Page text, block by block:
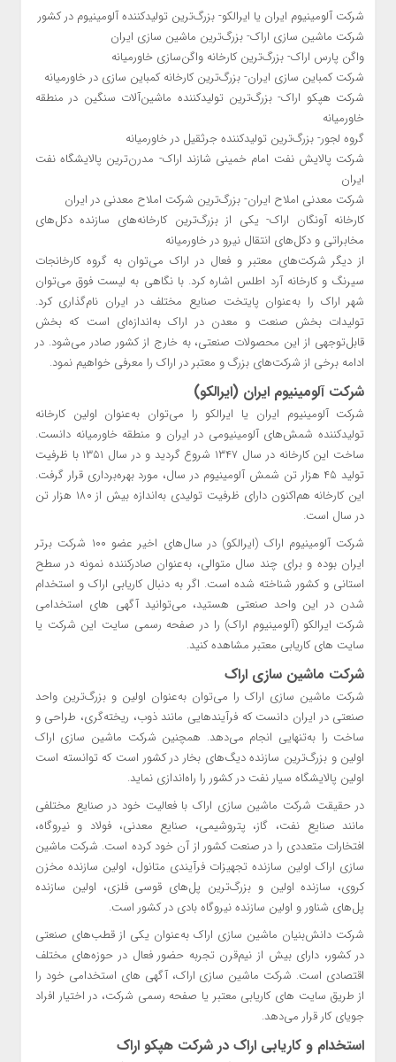
شرکت آلومینیوم ایران یا ایرالکو- بزرگ‌ترین تولیدکننده آلومینیوم در کشور
شرکت ماشین سازی اراک- بزرگ‌ترین ماشین سازی ایران
واگن پارس اراک- بزرگ‌ترین کارخانه واگن‌سازی خاورمیانه
شرکت کمباین سازی ایران- بزرگ‌ترین کارخانه کمباین سازی در خاورمیانه
شرکت هپکو اراک- بزرگ‌ترین تولیدکننده ماشین‌آلات سنگین در منطقه
خاورمیانه
گروه لجور- بزرگ‌ترین تولیدکننده جرثقیل در خاورمیانه
شرکت پالایش نفت امام خمینی شازند اراک- مدرن‌ترین پالایشگاه نفت
ایران
شرکت معدنی املاح ایران- بزرگ‌ترین شرکت املاح معدنی در ایران
کارخانه آونگان اراک- یکی از بزرگ‌ترین کارخانه‌های سازنده دکل‌های
مخابراتی و دکل‌های انتقال نیرو در خاورمیانه
از دیگر شرکت‌های معتبر و فعال در اراک می‌توان به گروه کارخانجات
سیرنگ و کارخانه آرد اطلس اشاره کرد. با نگاهی به لیست فوق می‌توان
شهر اراک را به‌عنوان پایتخت صنایع مختلف در ایران نام‌گذاری کرد.
تولیدات بخش صنعت و معدن در اراک به‌اندازه‌ای است که بخش
قابل‌توجهی از این محصولات صنعتی، به خارج از کشور صادر می‌شود. در
ادامه برخی از شرکت‌های بزرگ و معتبر در اراک را معرفی خواهیم نمود.
شرکت آلومینیوم ایران (ایرالکو)
شرکت آلومینیوم ایران یا ایرالکو را می‌توان به‌عنوان اولین کارخانه
تولیدکننده شمش‌های آلومینیومی در ایران و منطقه خاورمیانه دانست.
ساخت این کارخانه در سال ۱۳۴۷ شروع گردید و در سال ۱۳۵۱ با ظرفیت
تولید ۴۵ هزار تن شمش آلومینیوم در سال، مورد بهره‌برداری قرار گرفت.
این کارخانه هم‌اکنون دارای ظرفیت تولیدی به‌اندازه بیش از ۱۸۰ هزار تن
در سال است.
شرکت آلومینیوم اراک (ایرالکو) در سال‌های اخیر عضو ۱۰۰ شرکت برتر
ایران بوده و برای چند سال متوالی، به‌عنوان صادرکننده نمونه در سطح
استانی و کشور شناخته شده است. اگر به دنبال کاریابی اراک و استخدام
شدن در این واحد صنعتی هستید، می‌توانید آگهی های استخدامی
شرکت ایرالکو (آلومینیوم اراک) را در صفحه رسمی سایت این شرکت یا
سایت های کاریابی معتبر مشاهده کنید.
شرکت ماشین ‌سازی اراک
شرکت ماشین سازی اراک را می‌توان به‌عنوان اولین و بزرگ‌ترین واحد
صنعتی در ایران دانست که فرآیندهایی مانند ذوب، ریخته‌گری، طراحی و
ساخت را به‌تنهایی انجام می‌دهد. همچنین شرکت ماشین ‌سازی اراک
اولین و بزرگ‌ترین سازنده دیگ‌های بخار در کشور است که توانسته است
اولین پالایشگاه سیار نفت در کشور را راه‌اندازی نماید.
در حقیقت شرکت ماشین ‌سازی اراک با فعالیت خود در صنایع مختلفی
مانند صنایع نفت، گاز، پتروشیمی، صنایع معدنی، فولاد و نیروگاه،
افتخارات متعددی را در صنعت کشور از آن خود کرده است. شرکت ماشین
سازی اراک اولین سازنده تجهیزات فرآیندی متانول، اولین سازنده مخزن
کروی، سازنده اولین و بزرگ‌ترین پل‌های قوسی فلزی، اولین سازنده
پل‌های شناور و اولین سازنده نیروگاه بادی در کشور است.
شرکت دانش‌بنیان ماشین سازی اراک به‌عنوان یکی از قطب‌های صنعتی
در کشور، دارای بیش از نیم‌قرن تجربه حضور فعال در حوزه‌های مختلف
اقتصادی است. شرکت ماشین سازی اراک، آگهی های استخدامی خود را
از طریق سایت های کاریابی معتبر یا صفحه رسمی شرکت، در اختیار افراد
جویای کار قرار می‌دهد.
استخدام و کاریابی اراک در شرکت هپکو اراک